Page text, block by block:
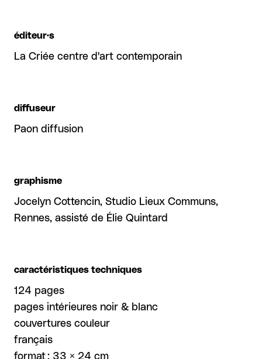
éditeur·s
La Criée centre d'art contemporain
diffuseur
Paon diffusion
graphisme
Jocelyn Cottencin, Studio Lieux Communs,
Rennes, assisté de Élie Quintard
caractéristiques techniques
124 pages
pages intérieures noir & blanc
couvertures couleur
français
format : 33 × 24 cm